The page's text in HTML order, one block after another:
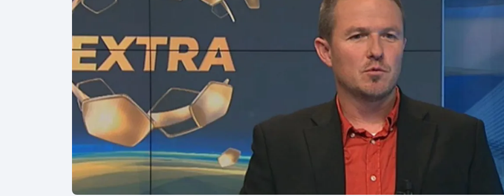
Curling
Florbal
Futsal
Golf
Gymnastika
Moderní pětiboj
Motorsport
Olympijské hry
Parasport
Plavání
Plážový volejbal
Ostatní